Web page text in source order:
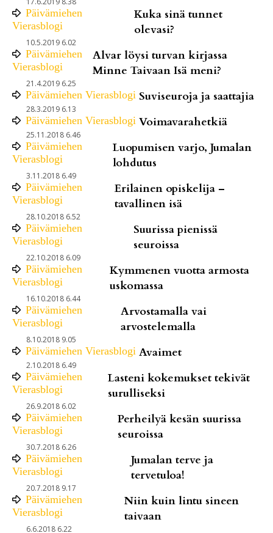
Päivämiehen
Vierasblogi
Kuka sinä tunnet
olevasi?
10.5.2019 6.02
Päivämiehen
Vierasblogi
Alvar löysi turvan kirjassa
Minne Taivaan Isä meni?
21.4.2019 6.25
Päivämiehen Vierasblogi Suviseuroja ja saattajia
28.3.2019 6.13
Päivämiehen Vierasblogi Voimavarahetkiä
25.11.2018 6.46
Päivämiehen
Vierasblogi
Luopumisen varjo, Jumalan
lohdutus
3.11.2018 6.49
Päivämiehen
Vierasblogi
Erilainen opiskelija –
tavallinen isä
28.10.2018 6.52
Päivämiehen
Vierasblogi
Suurissa pienissä
seuroissa
22.10.2018 6.09
Päivämiehen
Vierasblogi
Kymmenen vuotta armosta
uskomassa
16.10.2018 6.44
Päivämiehen
Vierasblogi
Arvostamalla vai
arvostelemalla
8.10.2018 9.05
Päivämiehen Vierasblogi Avaimet
2.10.2018 6.49
Päivämiehen
Vierasblogi
Lasteni kokemukset tekivät
surulliseksi
26.9.2018 6.02
Päivämiehen
Vierasblogi
Perheilyä kesän suurissa
seuroissa
30.7.2018 6.26
Päivämiehen
Vierasblogi
Jumalan terve ja
tervetuloa!
20.7.2018 9.17
Päivämiehen
Vierasblogi
Niin kuin lintu sineen
taivaan
6.6.2018 6.22